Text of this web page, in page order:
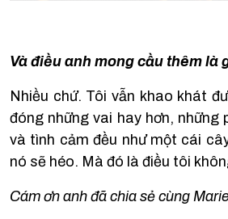
Và điều anh mong cầu thêm là
Nhiều chứ. Tôi vẫn khao khát
đóng những vai hay hơn, những
và tình cảm đều như một cái
nó sẽ héo. Mà đó là điều tôi
Cám ơn anh đã chia sẻ cùng